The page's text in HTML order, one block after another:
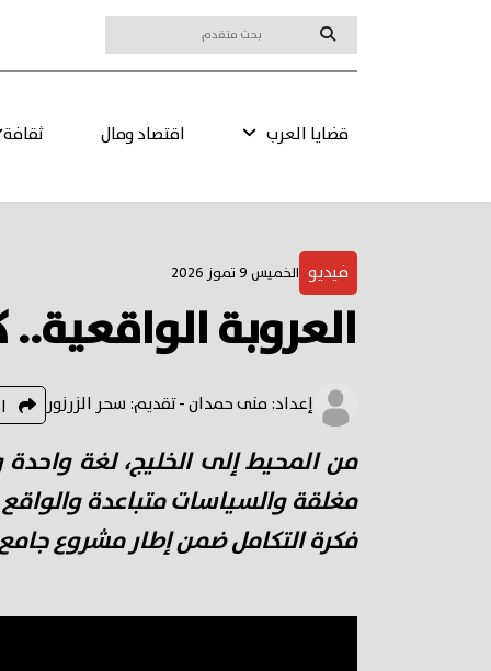
قضايا العرب اقتصاد ومال ثقافة
فيديو الخميس 9 تموز 2026
العروبة
إعداد: منى حمدان - تقديم: سحر الزرزور
من المحيط إلى الخليج، لغة
مغلقة والسياسات متباعدة
فكرة التكامل ضمن إطار مشروع